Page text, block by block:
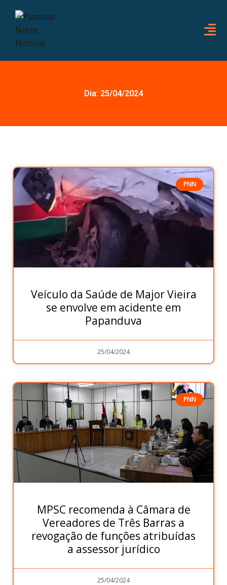
Dia: 25/04/2024
PNN
Veículo da Saúde de Major Vieira
se envolve em acidente em
Papanduva
25/04/2024
PNN
MPSC recomenda à Câmara de
Vereadores de Três Barras a
revogação de funções atribuídas
a assessor jurídico
25/04/2024